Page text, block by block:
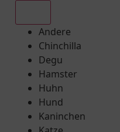
Andere
Chinchilla
Degu
Hamster
Huhn
Hund
Kaninchen